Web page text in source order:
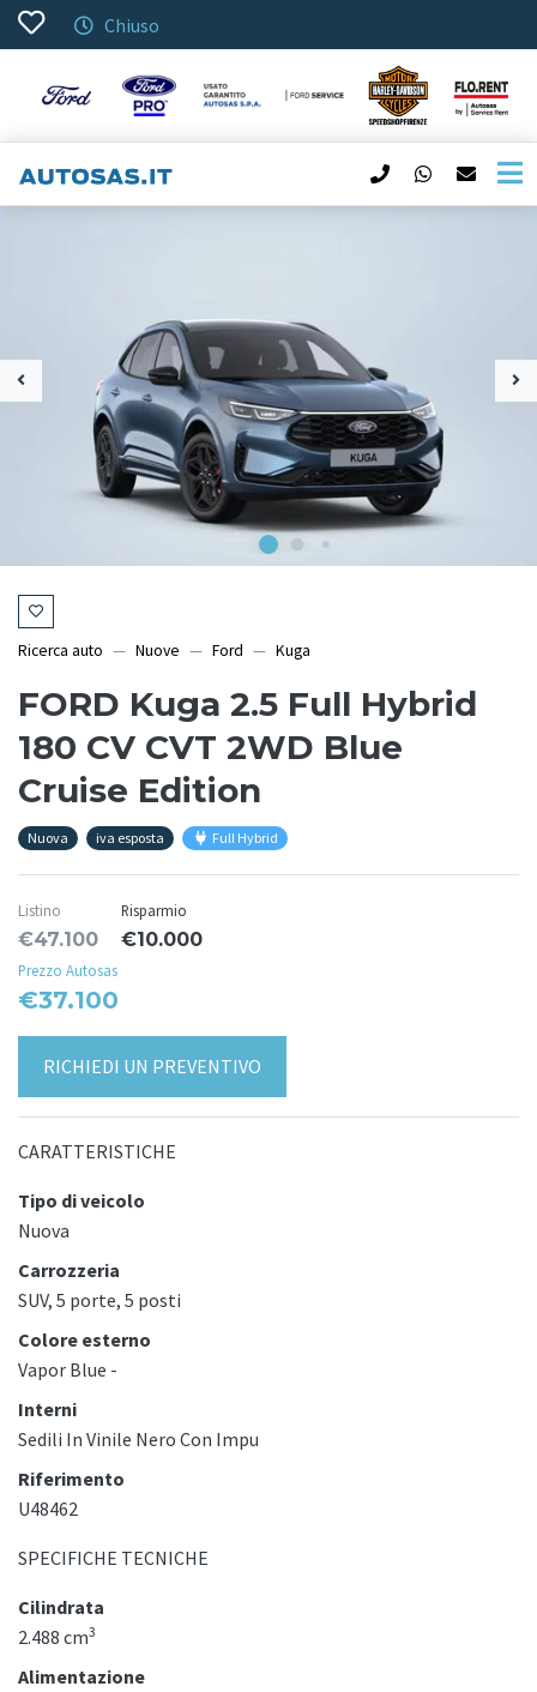
Chiuso
Ricerca auto Nuove Ford Kuga
FORD Kuga 2.5 Full Hybrid
180 CV CVT 2WD Blue
Cruise Edition
Nuova iva esposta Full Hybrid
Listino
€47.100
Risparmio
€10.000
Prezzo Autosas
€37.100
RICHIEDI UN PREVENTIVO
CARATTERISTICHE
Tipo di veicolo
Nuova
Carrozzeria
SUV, 5 porte, 5 posti
Colore esterno
Vapor Blue -
Interni
Sedili In Vinile Nero Con Impu
Riferimento
U48462
SPECIFICHE TECNICHE
Cilindrata
2.488 cm3
Alimentazione